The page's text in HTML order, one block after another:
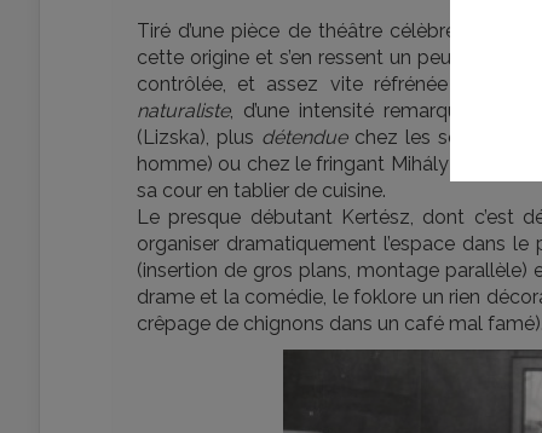
Tiré d’une pièce de théâtre célèbre et
cette origine et s’en ressent un peu dans
contrôlée, et assez vite réfrénée
naturaliste, d’une intensité remarquable
(Lizska), plus détenduechez les seconds
homme) ou chez le fringant Mihály
sa cour en tablier de cuisine.
Le presque débutant Kertész, dont c’est
organiser dramatiquement l’espace dans
(insertion de gros plans, montage
drame et la comédie, le foklore un rien
crêpage de chignons dans un café mal